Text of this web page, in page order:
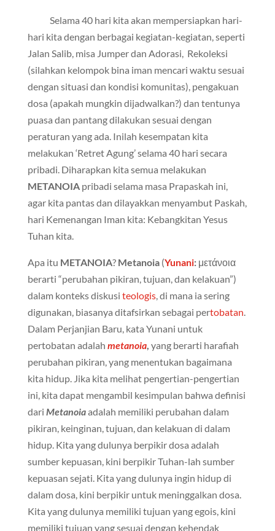
Selama 40 hari kita akan mempersiapkan hari-
hari kita dengan berbagai kegiatan-kegiatan, seperti
Jalan Salib, misa Jumper dan Adorasi, Rekoleksi
(silahkan kelompok bina iman mencari waktu sesuai
dengan situasi dan kondisi komunitas), pengakuan
dosa (apakah mungkin dijadwalkan?) dan tentunya
puasa dan pantang dilakukan sesuai dengan
peraturan yang ada. Inilah kesempatan kita
melakukan ‘Retret Agung’ selama 40 hari secara
pribadi. Diharapkan kita semua melakukan
METANOIApribadi selama masa Prapaskah ini,
agar kita pantas dan dilayakkan menyambut Paskah,
hari Kemenangan Iman kita: Kebangkitan Yesus
Tuhan kita.
Apa itu METANOIA? Metanoia(Yunani:μετάνοια
berarti “perubahan pikiran, tujuan, dan kelakuan”)
dalam konteks diskusi teologis, di mana ia sering
digunakan, biasanya ditafsirkan sebagai pertobatan.
Dalam Perjanjian Baru, kata Yunani untuk
pertobatan adalah metanoia, yang berarti harafiah
perubahan pikiran, yang menentukan bagaimana
kita hidup. Jika kita melihat pengertian-pengertian
ini, kita dapat mengambil kesimpulan bahwa definisi
dari Metanoiaadalah memiliki perubahan dalam
pikiran, keinginan, tujuan, dan kelakuan di dalam
hidup. Kita yang dulunya berpikir dosa adalah
sumber kepuasan, kini berpikir Tuhan-lah sumber
kepuasan sejati. Kita yang dulunya ingin hidup di
dalam dosa, kini berpikir untuk meninggalkan dosa.
Kita yang dulunya memiliki tujuan yang egois, kini
memiliki tujuan yang sesuai dengan kehendak